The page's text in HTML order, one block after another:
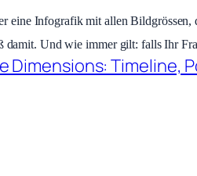
eine Infografik mit allen
Und wie immer gilt: falls Ihr